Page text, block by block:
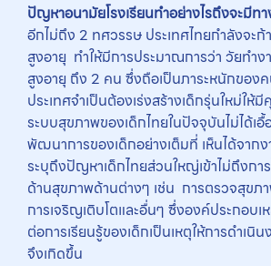
ปัญหาอนามัยโรงเรียนทำอย่างไรถึงจะมีท
อีกไม่ถึง 2 ทศวรรษ ประเทศไทยกำลังจะ
สูงอายุ ทำให้มีการประมาณการว่า วัยทำ
สูงอายุ ถึง 2 คน ซึ่งถือเป็นภาระหนักขอ
ประเทศจำเป็นต้องเร่งสร้างเด็กรุ่นใหม่ใ
ระบบสุขภาพของเด็กไทยในปัจจุบันไม่ได้เอื้
พัฒนาการของเด็กอย่างเต็มที่ เห็นได้จาก
ระบุถึงปัญหาเด็กไทยส่วนใหญ่เข้าไม่ถึงกา
ด้านสุขภาพด้านต่างๆ เช่น การตรวจสุขภ
การเจริญเติบโตและอื่นๆ ซึ่งองค์ประกอบเ
ต่อการเรียนรู้ของเด็กเป็นเหตุให้การดำเนิ
จึงเกิดขึ้น